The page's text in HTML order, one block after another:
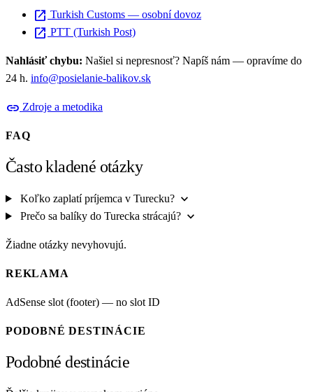
open_in_new Turkish Customs — osobní dovoz
open_in_new PTT (Turkish Post)
Nahlásiť chybu: Našiel si nepresnosť? Napíš nám — opravíme do
24 h. info@posielanie-balikov.sk
link Zdroje a metodika
FAQ
Často kladené otázky
Koľko zaplatí príjemca v Turecku? expand_more
Prečo sa balíky do Turecka strácajú? expand_more
Žiadne otázky nevyhovujú.
REKLAMA
AdSense slot (footer) — no slot ID
PODOBNÉ DESTINÁCIE
Podobné destinácie